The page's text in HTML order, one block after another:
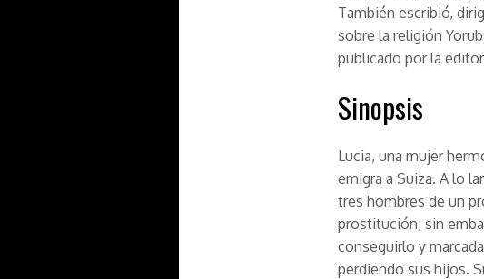
También escribió,
sobre la religión
publicado por la
Sinopsis
Lucia, una mujer
emigra a Suiza. A lo
tres hombres de un
prostitución; sin
conseguirlo y
perdiendo sus hijos.